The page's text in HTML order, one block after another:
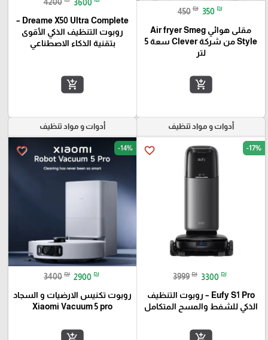
450 ₪ 350 ₪
مقلى هوائي Air fryer Smeg
Style من شركة Clever سعة 5
لتر
add_shopping_cart
4200 3600
Dreame X50 Ultra Complete –
روبوت التنظيف الذكي الأقوى
بتقنية الذكاء الاصطناعي
add_shopping_cart
أدوات و مواد تنظيف
favorite_border -17%
3999 ₪ 3300 ₪
Eufy S1 Pro – روبوت التنظيف
الذكي للشفط والمسح المتكامل
أدوات و مواد تنظيف
favorite_border -14%
3400 ₪ 2900 ₪
روبوت تكنيس الارضيات و السجاد
Xiaomi Vacuum 5 pro